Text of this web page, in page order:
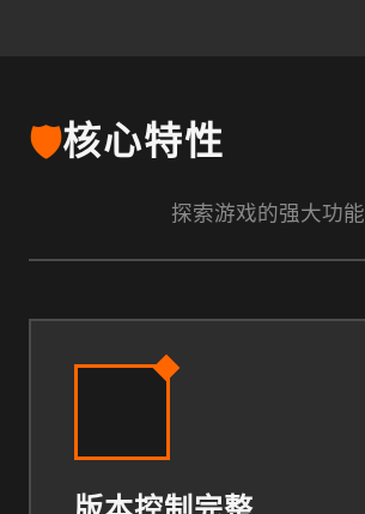
🛡️核心特性
探索游戏的强大功能